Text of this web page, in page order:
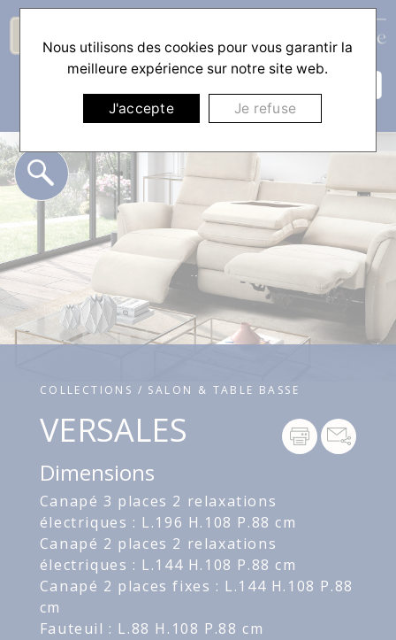
☰
COLLECTIONS / SALON & TABLE BASSE
VERSALES
Dimensions
Canapé 3 places 2 relaxations
électriques : L.196 H.108 P.88 cm
Canapé 2 places 2 relaxations
électriques : L.144 H.108 P.88 cm
Canapé 2 places fixes : L.144 H.108 P.88
cm
Fauteuil : L.88 H.108 P.88 cm
Nous utilisons des cookies pour vous garantir la
meilleure expérience sur notre site web.
J'accepte Je refuse